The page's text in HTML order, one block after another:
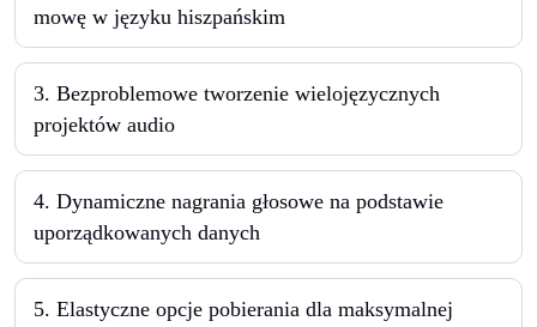
mowę w języku hiszpańskim
3. Bezproblemowe tworzenie wielojęzycznych
projektów audio
4. Dynamiczne nagrania głosowe na podstawie
uporządkowanych danych
5. Elastyczne opcje pobierania dla maksymalnej